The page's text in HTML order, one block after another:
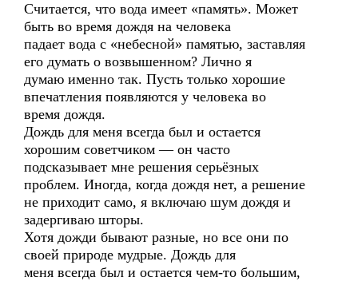
Считается, что вода имеет «память». Может
быть во время дождя на человека
падает вода с «небесной» памятью, заставляя
его думать о возвышенном? Лично я
думаю именно так. Пусть только хорошие
впечатления появляются у человека во
время дождя.
Дождь для меня всегда был и остается
хорошим советчиком — он часто
подсказывает мне решения серьёзных
проблем. Иногда, когда дождя нет, а решение
не приходит само, я включаю шум дождя и
задергиваю шторы.
Хотя дожди бывают разные, но все они по
своей природе мудрые. Дождь для
меня всегда был и остается чем-то большим,